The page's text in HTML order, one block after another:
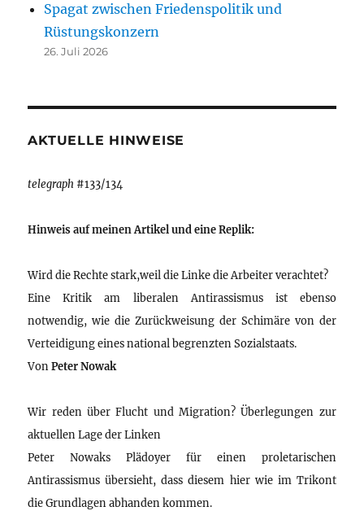
Spagat zwischen Friedenspolitik und
Rüstungskonzern
26. Juli 2026
AKTUELLE HINWEISE
telegraph #133/134
Hinweis auf meinen Artikel und eine Replik:
Wird die Rechte stark,weil die Linke die Arbeiter verachtet?
Eine Kritik am liberalen Antirassismus ist ebenso
notwendig, wie die Zurückweisung der Schimäre von der
Verteidigung eines national begrenzten Sozialstaats.
VonPeter Nowak
Wir reden über Flucht und Migration? Überlegungen zur
aktuellen Lage der Linken
Peter Nowaks Plädoyer für einen proletarischen
Antirassismus übersieht, dass diesem hier wie im Trikont
die Grundlagen abhanden kommen.